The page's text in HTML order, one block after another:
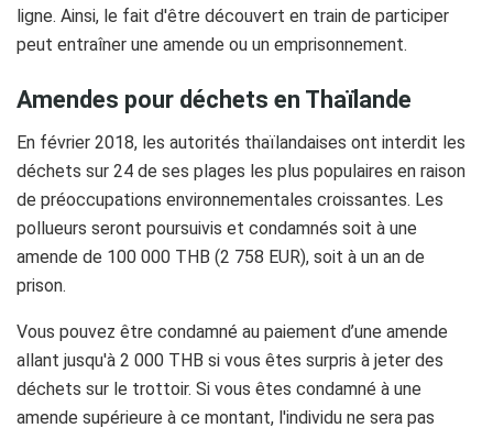
ligne. Ainsi, le fait d'être découvert en train de participer
peut entraîner une amende ou un emprisonnement.
Amendes pour déchets en Thaïlande
En février 2018, les autorités thaïlandaises ont interdit les
déchets sur 24 de ses plages les plus populaires en raison
de préoccupations environnementales croissantes. Les
pollueurs seront poursuivis et condamnés soit à une
amende de 100 000 THB (2 758 EUR), soit à un an de
prison.
Vous pouvez être condamné au paiement d’une amende
allant jusqu'à 2 000 THB si vous êtes surpris à jeter des
déchets sur le trottoir. Si vous êtes condamné à une
amende supérieure à ce montant, l'individu ne sera pas